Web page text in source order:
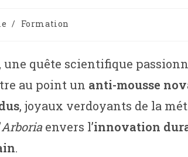
/ Formation
une quête scientifique
au point un anti-mousse
, joyaux verdoyants de la
Arboriaenvers l’innovation
.